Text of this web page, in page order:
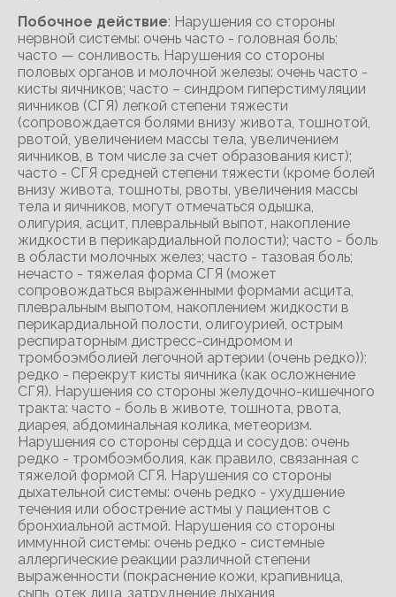
Побочное действие: Нарушения со стороны
нервной системы: очень часто - головная боль;
часто — сонливость. Нарушения со стороны
половых органов и молочной железы: очень часто -
кисты яичников; часто – синдром гиперстимуляции
яичников (СГЯ) легкой степени тяжести
(сопровождается болями внизу живота, тошнотой,
рвотой, увеличением массы тела, увеличением
яичников, в том числе за счет образования кист);
часто - СГЯ средней степени тяжести (кроме болей
внизу живота, тошноты, рвоты, увеличения массы
тела и яичников, могут отмечаться одышка,
олигурия, асцит, плевральный выпот, накопление
жидкости в перикардиальной полости); часто - боль
в области молочных желез; часто - тазовая боль;
нечасто - тяжелая форма СГЯ (может
сопровождаться выраженными формами асцита,
плевральным выпотом, накоплением жидкости в
перикардиальной полости, олигоурией, острым
респираторным дистресс-синдромом и
тромбоэмболией легочной артерии (очень редко));
редко - перекрут кисты яичника (как осложнение
СГЯ). Нарушения со стороны желудочно-кишечного
тракта: часто - боль в животе, тошнота, рвота,
диарея, абдоминальная колика, метеоризм.
Нарушения со стороны сердца и сосудов: очень
редко - тромбоэмболия, как правило, связанная с
тяжелой формой СГЯ. Нарушения со стороны
дыхательной системы: очень редко - ухудшение
течения или обострение астмы у пациентов с
бронхиальной астмой. Нарушения со стороны
иммунной системы: очень редко - системные
аллергические реакции различной степени
выраженности (покраснение кожи, крапивница,
сыпь, отек лица, затруднение дыхания,